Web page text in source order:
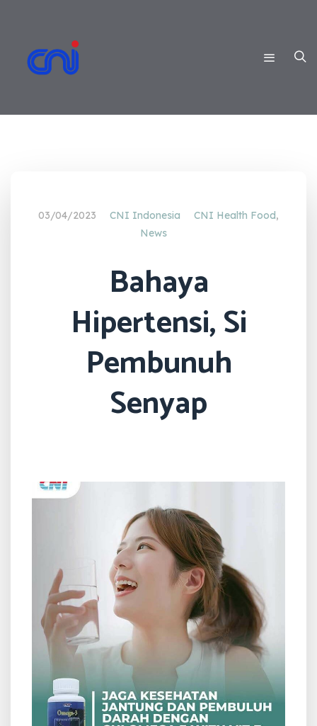
03/04/2023 CNI Indonesia CNI Health Food,
News
Bahaya
Hipertensi, Si
Pembunuh
Senyap